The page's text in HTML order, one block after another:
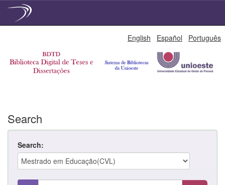
English Español Português
Search
Search: